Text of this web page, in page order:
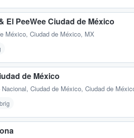
El PeeWee Ciudad de México
México, Ciudad de México, MX
de México
, Ciudad de México, Ciudad de